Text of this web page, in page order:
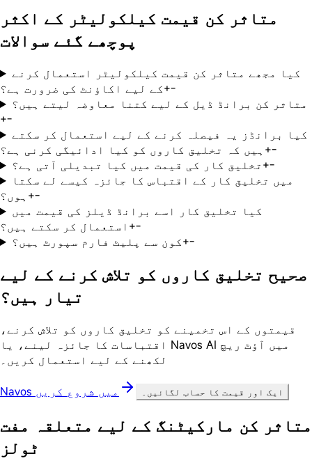
متاثر کن قیمت کیلکولیٹر کے اکثر
پوچھے گئے سوالات
کیا مجھے متاثر کن قیمت کیلکولیٹر استعمال کرنے
کے لیے اکاؤنٹ کی ضرورت ہے؟+-
متاثر کن برانڈ ڈیل کے لیے کتنا معاوضہ لیتے ہیں؟
+-
کیا برانڈز یہ فیصلہ کرنے کے لیے استعمال کر سکتے
ہیں کہ تخلیق کاروں کو کیا ادائیگی کرنی ہے؟ +-
تخلیق کار کی قیمت میں کیا تبدیلی آتی ہے؟+-
میں تخلیق کار کے اقتباس کا جائزہ کیسے لے سکتا
ہوں؟ +-
کیا تخلیق کار اسے برانڈ ڈیلز کی قیمت میں
استعمال کر سکتے ہیں؟ +-
کون سے پلیٹ فارم سپورٹ ہیں؟+-
صحیح تخلیق کاروں کو تلاش کرنے کے لیے
تیار ہیں؟
قیمتوں کے اس تخمینے کو تخلیق کاروں کو تلاش کرنے،
اقتباسات کا جائزہ لینے، یا Navos AI میں آؤٹ ریچ
لکھنے کے لیے استعمال کریں۔
Navos میں شروع کریں ایک اور قیمت کا حساب لگائیں۔
متاثر کن مارکیٹنگ کے لیے متعلقہ مفت
ٹولز